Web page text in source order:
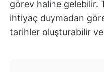
görev haline gelebilir.
ihtiyaç duymadan
tarihler oluşturabilir